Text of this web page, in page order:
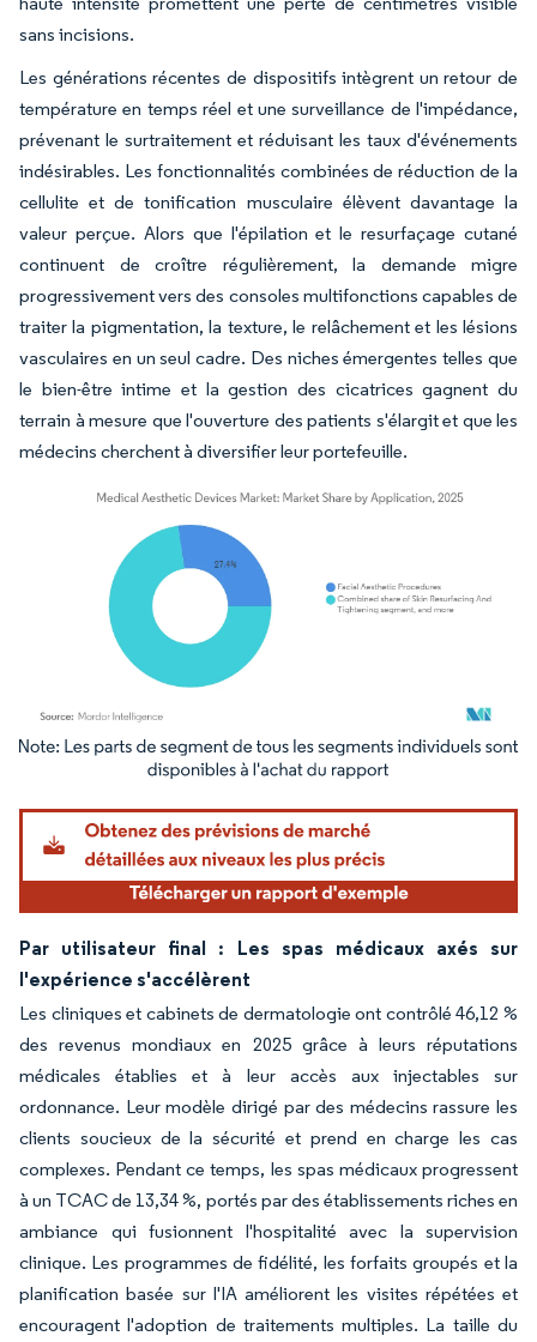
sans incisions.
Les générations récentes de dispositifs intègrent un retour de
température en temps réel et une surveillance de l'impédance,
prévenant le surtraitement et réduisant les taux d'événements
indésirables. Les fonctionnalités combinées de réduction de la
cellulite et de tonification musculaire élèvent davantage la
valeur perçue. Alors que l'épilation et le resurfaçage cutané
continuent de croître régulièrement, la demande migre
progressivement vers des consoles multifonctions capables de
traiter la pigmentation, la texture, le relâchement et les lésions
vasculaires en un seul cadre. Des niches émergentes telles que
le bien-être intime et la gestion des cicatrices gagnent du
terrain à mesure que l'ouverture des patients s'élargit et que les
médecins cherchent à diversifier leur portefeuille.
Image © Mordor Intelligence. La réutilisation nécessite une attribution sous CC BY
Par utilisateur final : Les spas médicaux axés sur
l'expérience s'accélèrent
Les cliniques et cabinets de dermatologie ont contrôlé 46,12 %
des revenus mondiaux en 2025 grâce à leurs réputations
médicales établies et à leur accès aux injectables sur
ordonnance. Leur modèle dirigé par des médecins rassure les
clients soucieux de la sécurité et prend en charge les cas
complexes. Pendant ce temps, les spas médicaux progressent
à un TCAC de 13,34 %, portés par des établissements riches en
ambiance qui fusionnent l'hospitalité avec la supervision
clinique. Les programmes de fidélité, les forfaits groupés et la
planification basée sur l'IA améliorent les visites répétées et
encouragent l'adoption de traitements multiples. La taille du